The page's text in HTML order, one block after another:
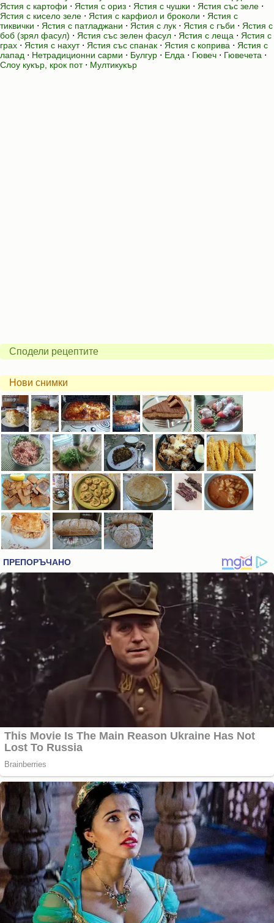
Ястия с картофи ⋅ Ястия с ориз ⋅ Ястия с чушки ⋅ Ястия със зеле ⋅
Ястия с кисело зеле ⋅ Ястия с карфиол и броколи ⋅ Ястия с
тиквички ⋅ Ястия с патладжани ⋅ Ястия с лук ⋅ Ястия с гъби ⋅ Ястия с
боб (зрял фасул) ⋅ Ястия със зелен фасул ⋅ Ястия с леща ⋅ Ястия с
грах ⋅ Ястия с нахут⋅ Ястия със спанак ⋅ Ястия с коприва ⋅ Ястия с
лапад ⋅ Нетрадиционни сарми ⋅ Булгур ⋅ Елда ⋅ Гювеч ⋅ Гювечета ⋅
Слоу кукър, крок пот⋅ Мултикукър
Сподели рецептите
Нови снимки